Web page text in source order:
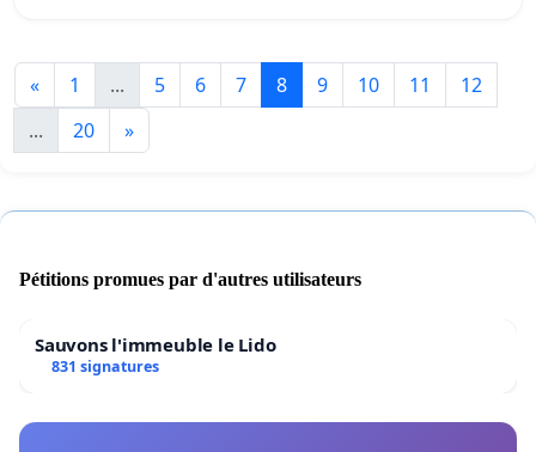
« 1 ... 5 6 7 8 9 10 11
12
...
20 »
Pétitions promues par d'autres utilisateurs
Sauvons l'immeuble le Lido
831 signatures